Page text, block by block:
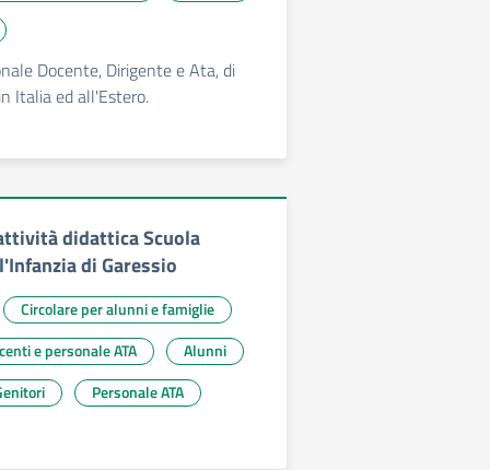
Docente, Dirigente e Ata, di
Italia ed all'Estero.
didattica Scuola
di Garessio
Circolare per alunni e famiglie
e personale ATA
Alunni
Personale ATA